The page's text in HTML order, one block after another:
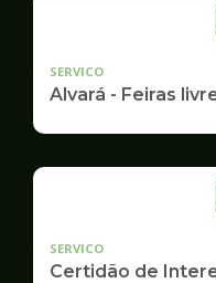
SERVICO
Alvará - Feiras
SERVICO
Certidão de